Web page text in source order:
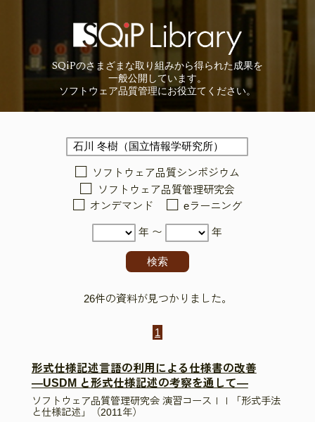
SQiPのさまざまな取り組みから得られた成果を
一般公開しています。
ソフトウェア品質管理にお役立てください。
ソフトウェア品質シンポジウム
ソフトウェア品質管理研究会
オンデマンド
eラーニング
年 〜 年
26件の資料が見つかりました。
1
形式仕様記述言語の利用による仕様書の改善
―USDM と形式仕様記述の考察を通して―
ソフトウェア品質管理研究会 演習コースＩＩ「形式手法
と仕様記述」（2011年）